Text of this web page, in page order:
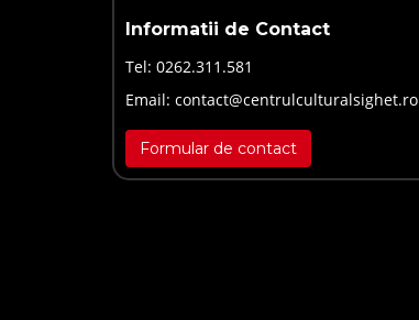
Informatii de Contact
Tel: 0262.311.581
Email: contact@centrulculturalsighet.ro
Formular de contact